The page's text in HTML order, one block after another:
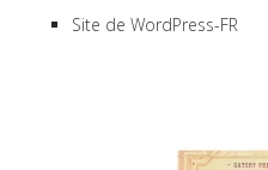
Site de WordPress-FR